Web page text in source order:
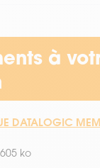
à
DATALOGIC
ko